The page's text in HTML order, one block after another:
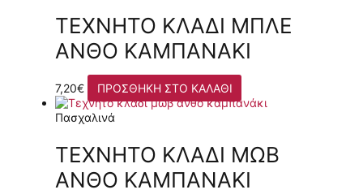
ΤΕΧΝΗΤΌ ΚΛΑΔΊ ΜΠΛΕ
ΑΝΘΌ ΚΑΜΠΑΝΆΚΙ
7,20€ ΠΡΟΣΘΉΚΗ ΣΤΟ ΚΑΛΆΘΙ
Πασχαλινά
ΤΕΧΝΗΤΌ ΚΛΑΔΊ ΜΩΒ
ΑΝΘΌ ΚΑΜΠΑΝΆΚΙ